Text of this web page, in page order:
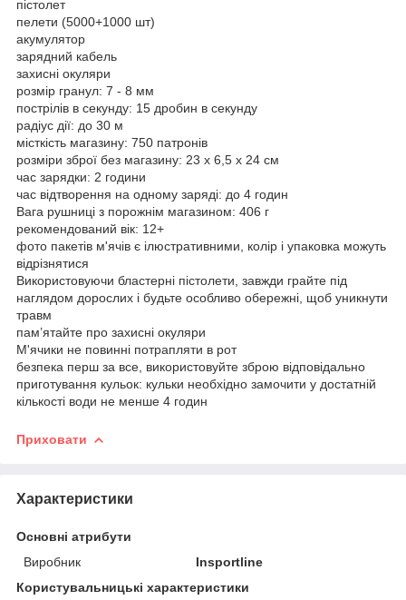
пістолет
пелети (5000+1000 шт)
акумулятор
зарядний кабель
захисні окуляри
розмір гранул: 7 - 8 мм
пострілів в секунду: 15 дробин в секунду
радіус дії: до 30 м
місткість магазину: 750 патронів
розміри зброї без магазину: 23 х 6,5 х 24 см
час зарядки: 2 години
час відтворення на одному заряді: до 4 годин
Вага рушниці з порожнім магазином: 406 г
рекомендований вік: 12+
фото пакетів м'ячів є ілюстративними, колір і упаковка можуть
відрізнятися
Використовуючи бластерні пістолети, завжди грайте під
наглядом дорослих і будьте особливо обережні, щоб уникнути
травм
пам’ятайте про захисні окуляри
М'ячики не повинні потрапляти в рот
безпека перш за все, використовуйте зброю відповідально
приготування кульок: кульки необхідно замочити у достатній
кількості води не менше 4 годин
Приховати
Характеристики
Основні атрибути
Виробник
Insportline
Користувальницькі характеристики